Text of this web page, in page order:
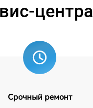
центра
Срочный ремонт